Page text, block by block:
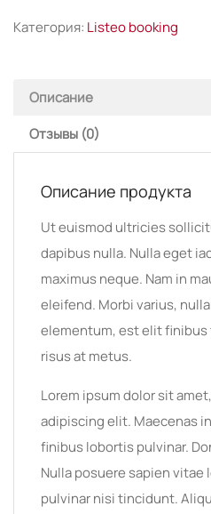
Категория: Listeo booking
Описание
Отзывы (0)
Описание продукта
Ut euismod ultricies
dapibus nulla. Nulla eget
maximus neque. Nam in
eleifend. Morbi varius,
elementum, est elit
risus at metus.
Lorem ipsum dolor sit
adipiscing elit. Maecenas
finibus lobortis pulvinar.
Nulla posuere sapien
pulvinar nisi tincidunt.